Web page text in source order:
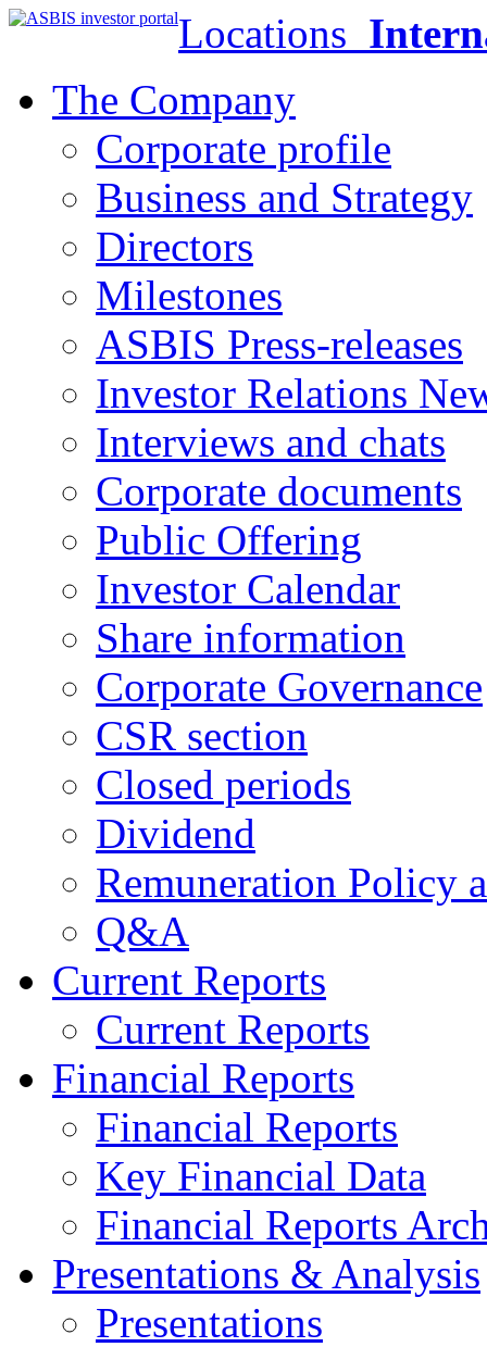
Locations
The Company
Corporate profile
Business and Strategy
Directors
Milestones
ASBIS Press-releases
Investor Relations
Interviews and chats
Corporate documents
Public Offering
Investor Calendar
Share information
Corporate Governance
CSR section
Closed periods
Dividend
Remuneration Policy
Q&A
Current Reports
Current Reports
Financial Reports
Financial Reports
Key Financial Data
Financial Reports
Presentations & Analysis
Presentations